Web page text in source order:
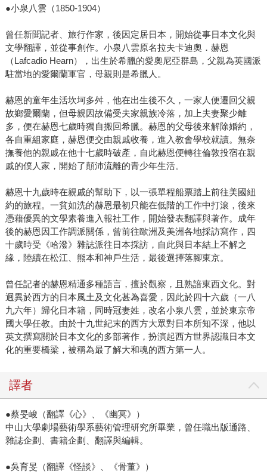
●小泉八雲（1850-1904）
曾任新聞記者、旅行作家，後因定居日本，開始從事日本文化與
文學翻譯，並從事創作。小泉八雲原名拉夫卡迪奧．赫恩
（Lafcadio Hearn），出生於希臘的愛奧尼亞群島，父親為英國派
駐當地的愛爾蘭軍官，母親則是希臘人。
赫恩的童年生活坎坷多舛，他在出生後不久，一家人便遷回父親
故鄉愛爾蘭，但母親因故備受夫家親族冷落，加上夫妻聚少離
多，便在赫恩七歲時獨自搬回希臘。赫恩的父母後來解除婚約，
各自重組家庭，赫恩便交由親戚收養，進入教會學校就讀。無奈
撫養他的親戚在他十七歲時破產，自此赫恩便轉往倫敦投宿在親
戚的僕人家，開始了顛沛流離的青少年生活。
赫恩十九歲時在親戚的幫助下，以一張單程船票踏上前往美國紐
約的旅程。一貧如洗的赫恩最初只能在低階的工作中打滾，後來
憑藉優異的文學素養進入報社工作，開始發表翻譯與著作。成年
後的赫恩因工作調派關係，曾前往歐洲及美洲各地採訪寫作，四
十歲時受《哈潑》雜誌派往日本採訪，自此與日本結上不解之
緣，陸續在松江、熊本和神戶生活，最後選擇落腳東京。
曾任記者的赫恩精通多種語言，擅於觀察，且熟諳東西文化。對
迥異於西方的日本風土及文化甚為喜愛，因此於四十六歲（一八
九六年）歸化日本籍，同時冠妻姓，改名小泉八雲，並於東京帝
國大學任教。由於十九世紀末的西方大眾對日本所知不深，他以
英文撰寫關於日本文化的多部著作，扮演起西方世界認識日本文
化的重要橋梁，被稱為最了解大和魂的西方第一人。
譯者
●蔡旻峻（翻譯《心》、《幽冥》）
中山大學劇場藝術學系藝術管理研究所畢業，曾任職出版通路、
雜誌企劃、書籍企劃、翻譯與編輯。
●吳育旻（翻譯《怪談》、《骨董》）